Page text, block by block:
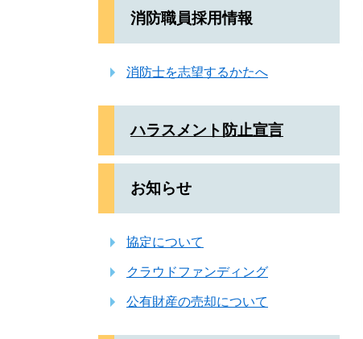
消防職員採用情報
消防士を志望するかたへ
ハラスメント防止宣言
お知らせ
協定について
クラウドファンディング
公有財産の売却について